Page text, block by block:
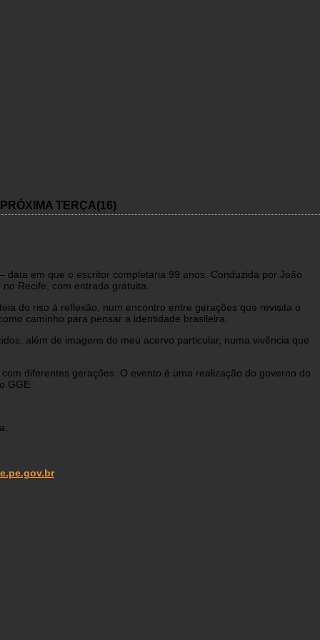
TERÇA(16)
em que o escritor completaria 99 anos. Conduzida por João
Recife, com entrada gratuita.
do riso à reflexão, num encontro entre gerações que revisita o
caminho para pensar a identidade brasileira.
além de imagens do meu acervo particular, numa vivência que
diferentes gerações. O evento é uma realização do governo do
GGE.